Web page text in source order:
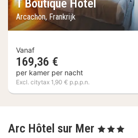
T Boutique Hotel
Arcachon, Frankrijk
Vanaf
169,36 €
per kamer per nacht
Excl. citytax 1,90 € p.p.p.n.
Arc Hôtel sur Mer , 3 Sterren